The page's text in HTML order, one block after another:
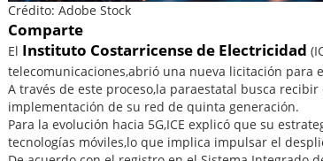
Crédito: Adobe Stock
Comparte
El Instituto Costarricense de Electricidad
telecomunicaciones,abrió una nueva licitación para
A través de este proceso,la paraestatal busca
implementación de su red de quinta generación.
Para la evolución hacia 5G,ICE explicó que su
tecnologías móviles,lo que implica impulsar el